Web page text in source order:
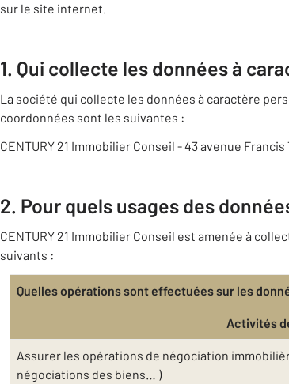
sur le site internet.
1. Qui collecte les données à
La société qui collecte les données à caractère
coordonnées sont les suivantes :
CENTURY 21 Immobilier Conseil - 43 avenue Francis
2. Pour quels usages des
CENTURY 21 Immobilier Conseil est amenée à
suivants :
Quelles opérations sont effectuées sur les
Activités
Assurer les opérations de négociation
négociations des biens… )